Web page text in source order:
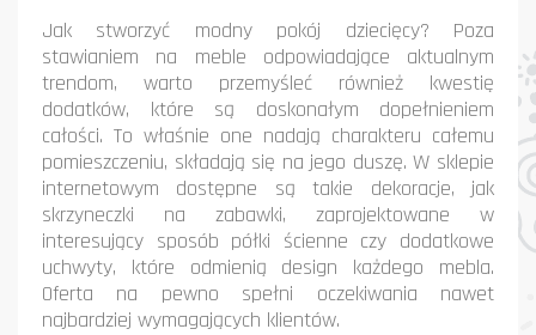
Jak stworzyć modny pokój dziecięcy? Poza
stawianiem na meble odpowiadające aktualnym
trendom, warto przemyśleć również kwestię
dodatków, które są doskonałym dopełnieniem
całości. To właśnie one nadają charakteru całemu
pomieszczeniu, składają się na jego duszę. W sklepie
internetowym dostępne są takie dekoracje, jak
skrzyneczki na zabawki, zaprojektowane w
interesujący sposób półki ścienne czy dodatkowe
uchwyty, które odmienią design każdego mebla.
Oferta na pewno spełni oczekiwania nawet
najbardziej wymagających klientów.